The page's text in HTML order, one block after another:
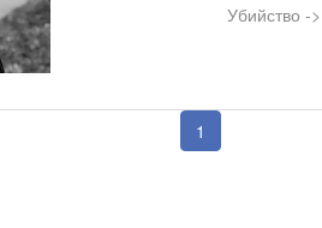
Убийство -
1